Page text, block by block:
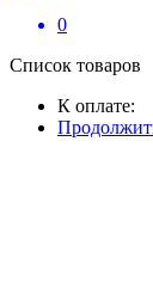
0
Список товаров
К оплате: